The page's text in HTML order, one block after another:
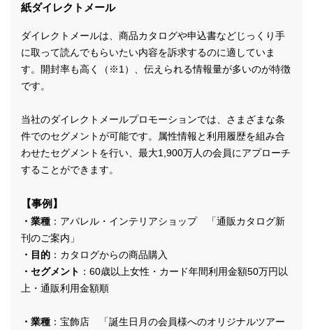
紙ダイレクトメール
ダイレクトメールは、商品カタログや申込書などじっくり手
に取って読んでもらいたい内容を訴求するのに適していま
す。開封率も高く（※1）、伝えられる情報量が多いのが特徴
です。
当社のダイレクトメールプロモーションでは、さまざまな条
件でのセグメントが可能です。属性情報と利用履歴を組み合
わせたセグメントを行い、最大1,900万人の会員にアプローチ
することができます。
【事例】
・業種 ：アパレル・インテリアショップ 「通販カタログ新
刊のご案内」
・目的 ：カタログからの商品購入
・セグメント ：60歳以上女性・カード年間利用金額50万円以
上・通販利用金額順
・業種 ：宝飾店 「誕生日月の会員様へのオリジナルツアー